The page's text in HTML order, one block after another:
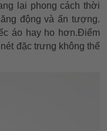
lại phong cách thời
động và ấn tượng.
áo hay ho hơn.Điểm
đặc trưng không thể